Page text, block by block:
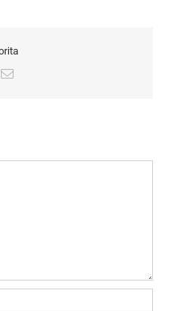
Correo